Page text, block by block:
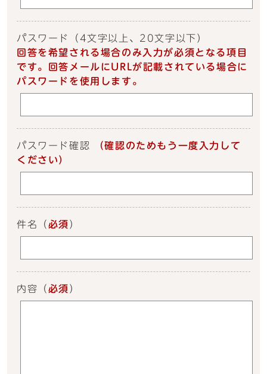
パスワード
（4文字以上、20文字以下）
回答を希望される場合のみ入力が必須となる項目
です。回答メールにURLが記載されている場合に
パスワードを使用します。
パスワード確認
（確認のためもう一度入力して
ください）
件名 （ 必須 ）
内容 （ 必須 ）